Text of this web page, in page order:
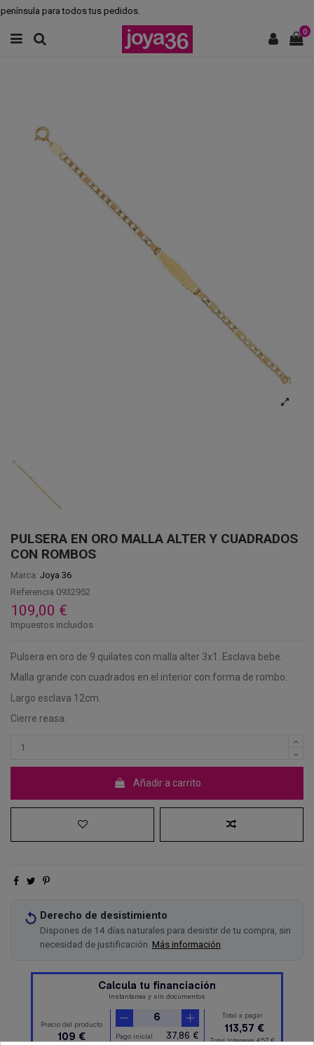
para todos tus pedidos.
0
PULSERA EN ORO MALLA ALTER Y CUADRADOS
CON ROMBOS
Marca: Joya 36
Referencia 0932952
109,00 €
Impuestos incluidos
Pulsera en oro de 9 quilates con malla alter 3x1. Esclava bebe.
Malla grande con cuadrados en el interior con forma de rombo.
Largo esclava 12cm.
Cierre reasa.
Añadir a carrito
Derecho de desistimiento
Dispones de 14 días naturales para desistir de tu compra, sin
necesidad de justificación. Más información